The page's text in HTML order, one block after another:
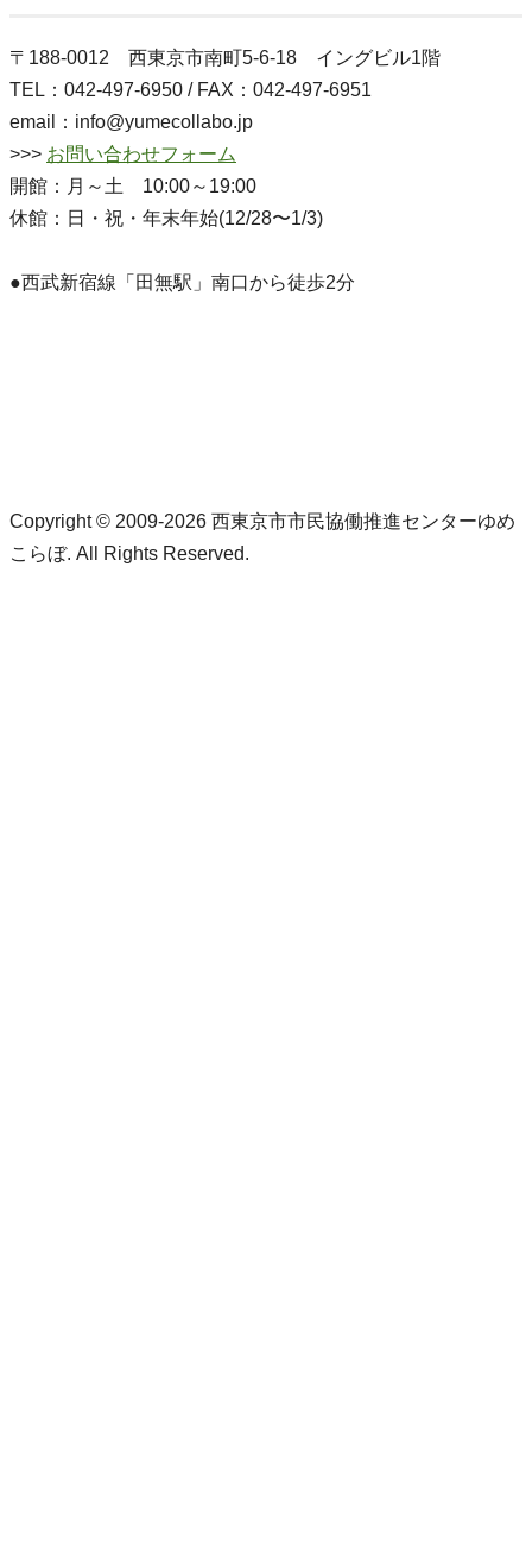
〒188-0012 西東京市南町5-6-18 イングビル1階
TEL：042-497-6950 / FAX：042-497-6951
email：info@yumecollabo.jp
>>> お問い合わせフォーム
開館：月～土 10:00～19:00
休館：日・祝・年末年始(12/28〜1/3)
●西武新宿線「田無駅」南口から徒歩2分
Copyright © 2009-2026 西東京市市民協働推進センターゆめ
こらぼ. All Rights Reserved.